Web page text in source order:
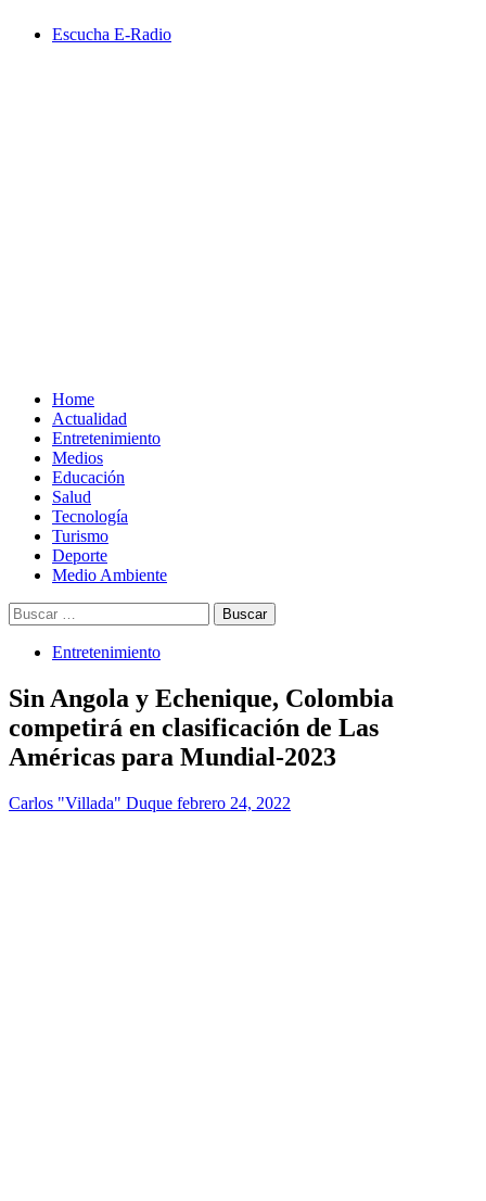
Escucha E-Radio
Home
Actualidad
Entretenimiento
Medios
Educación
Salud
Tecnología
Turismo
Deporte
Medio Ambiente
Buscar:
Entretenimiento
Sin Angola y Echenique, Colombia
competirá en clasificación de Las
Américas para Mundial-2023
Carlos "Villada" Duque febrero 24, 2022